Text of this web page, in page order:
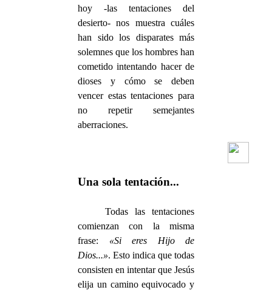
hoy -las tentaciones del
desierto- nos muestra cuáles
han sido los disparates más
solemnes que los hombres han
cometido intentando hacer de
dioses y cómo se deben
vencer estas tentaciones para
no repetir semejantes
aberraciones.
Una sola tentación...
Todas las tentaciones
comienzan con la misma
frase: «Si eres Hijo de
Dios...». Esto indica que todas
consisten en intentar que Jesús
elija un camino equivocado y